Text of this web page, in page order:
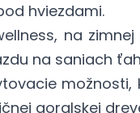
hviezdami.
na
na saniach
goralskej